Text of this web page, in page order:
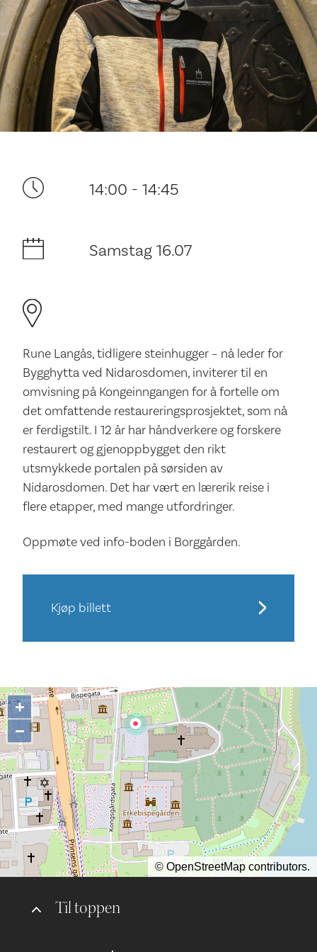
Ditt besøk
Musikk
Historie og arkitektur
14:00 - 14:45
Samstag 16.07
Rune Langås, tidligere steinhugger – nå leder for
Bygghytta ved Nidarosdomen, inviterer til en
omvisning på Kongeinngangen for å fortelle om
det omfattende restaureringsprosjektet, som nå
er ferdigstilt. I 12 år har håndverkere og forskere
restaurert og gjenoppbygget den rikt
utsmykkede portalen på sørsiden av
Nidarosdomen. Det har vært en lærerik reise i
flere etapper, med mange utfordringer.
Oppmøte ved info-boden i Borggården.
Kjøp billett
Til toppen
+
−
© OpenStreetMap contributors.